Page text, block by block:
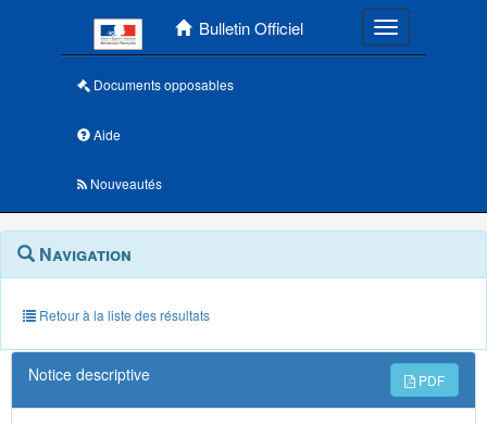
Bulletin Officiel Toggle
Documents opposables
Aide
Nouveautés
Navigation
outils
annexes
Menu
contextuel
Navigation
Retour à la liste des résultats
Notice descriptive PDF